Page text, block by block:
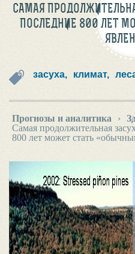
САМАЯ
ПОСЛЕДНИЕ 800 ЛЕТ
засуха, климат,
Прогнозы и аналитика ›
Самая продолжительная
800 лет может стать